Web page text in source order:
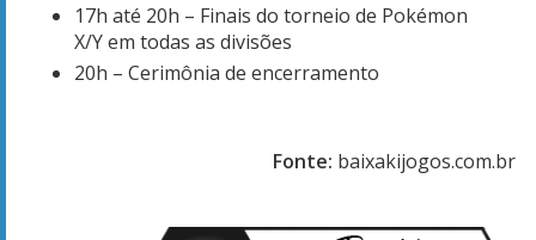
17h até 20h – Finais do torneio de Pokémon
X/Y em todas as divisões
20h – Cerimônia de encerramento
Fonte: baixakijogos.com.br